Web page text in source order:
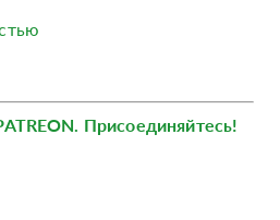
Присоединяйтесь!